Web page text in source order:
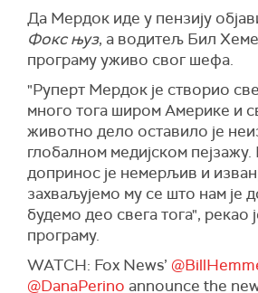
Да Мердок иде у пензију
Фокс њуз, а водитељ Бил
програму уживо свог шефа.
"Руперт Мердок је створио
много тога широм Америке и
животно дело оставило је
глобалном медијском
допринос је немерљив и
захваљујемо му се што нам је
будемо део свега тога", рекао
програму.
WATCH: Fox News’
@DanaPerino announce the